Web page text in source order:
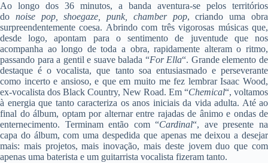
Ao longo dos 36 minutos, a banda aventura-se pelos territórios
do noise pop, shoegaze, punk, chamber pop, criando uma obra
surpreendentemente coesa. Abrindo com três vigorosas músicas que,
desde logo, apontam para o sentimento de juventude que nos
acompanha ao longo de toda a obra, rapidamente alteram o ritmo,
passando para a gentil e suave balada “For Ella“. Grande elemento de
destaque é o vocalista, que tanto soa entusiasmado e perseverante
como incerto e ansioso, e que em muito me fez lembrar Isaac Wood,
ex-vocalista dos Black Country, New Road. Em “Chemical“, voltamos
à energia que tanto caracteriza os anos iniciais da vida adulta. Até ao
final do álbum, optam por alternar entre rajadas de ânimo e ondas de
enternecimento. Terminam então com “Cardinal“, ave presente na
capa do álbum, com uma despedida que apenas me deixou a desejar
mais: mais projetos, mais inovação, mais deste jovem duo que com
apenas uma baterista e um guitarrista vocalista fizeram tanto.